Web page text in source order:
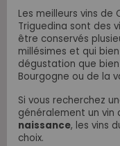
Les meilleurs vins de
Triguedina sont des
être conservés
millésimes et qui
dégustation que
Bourgogne ou de la
Si vous recherchez
généralement un vin
naissance, les vins
choix.